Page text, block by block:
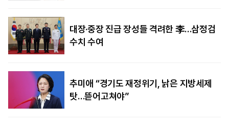
대장·중장 진급 장성들 격려한 李…삼정검
수치 수여
추미애 “경기도 재정위기, 낡은 지방세제
탓…뜯어고쳐야”